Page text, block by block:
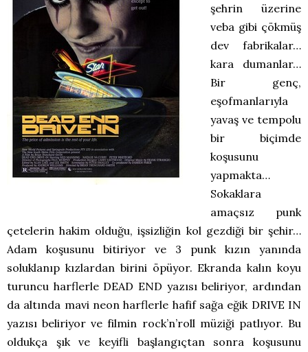
şehrin üzerine
veba gibi çökmüş
dev fabrikalar…
kara dumanlar…
Bir genç,
eşofmanlarıyla
yavaş ve tempolu
bir biçimde
koşusunu
yapmakta…
Sokaklara
amaçsız punk
çetelerin hakim olduğu, işsizliğin kol gezdiği bir şehir…
Adam koşusunu bitiriyor ve 3 punk kızın yanında
soluklanıp kızlardan birini öpüyor. Ekranda kalın koyu
turuncu harflerle DEAD END yazısı beliriyor, ardından
da altında mavi neon harflerle hafif sağa eğik DRIVE IN
yazısı beliriyor ve filmin rock’n’roll müziği patlıyor. Bu
oldukça şık ve keyifli başlangıçtan sonra koşusunu